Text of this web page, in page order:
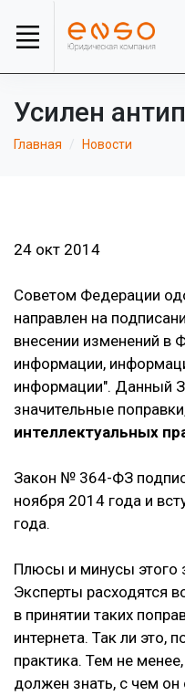
Усилен
Главная Новости
24 окт 2014
Советом Федерации
направлен на
внесении изменений в
информации,
информации". Данный
значительные
интеллектуальных
Закон № 364-ФЗ
ноября 2014 года и
года.
Плюсы и минусы этого
Эксперты расходятся
в принятии таких
интернета. Так ли это,
практика. Тем не
должен знать, с чем он